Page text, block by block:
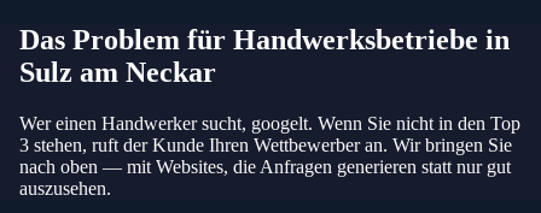
Das Problem für Handwerksbetriebe in
Sulz am Neckar
Wer einen Handwerker sucht, googelt. Wenn Sie nicht in den Top
3 stehen, ruft der Kunde Ihren Wettbewerber an. Wir bringen Sie
nach oben — mit Websites, die Anfragen generieren statt nur gut
auszusehen.